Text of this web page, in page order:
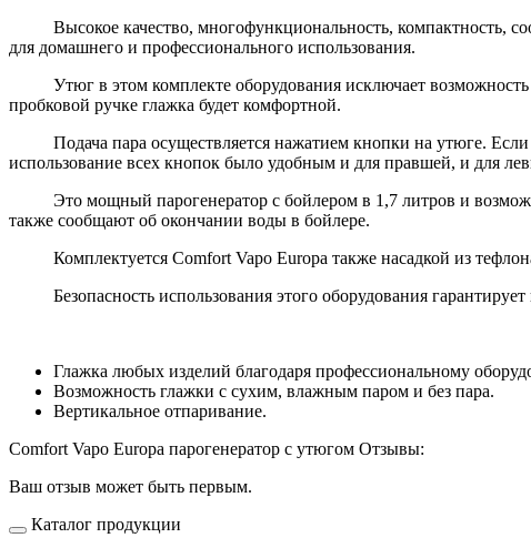
Высокое качество, многофункциональность, компактность,
для домашнего и профессионального использования.
Утюг в этом комплекте оборудования исключает возможность
пробковой ручке глажка будет комфортной.
Подача пара осуществляется нажатием кнопки на утюге. Если
использование всех кнопок было удобным и для правшей, и для
Это мощный парогенератор с бойлером в 1,7 литров и
также сообщают об окончании воды в бойлере.
Комплектуется Comfort Vapo Europa также насадкой из
Безопасность использования этого оборудования гарантирует
Глажка любых изделий благодаря профессиональному
Возможность глажки с сухим, влажным паром и без пара.
Вертикальное отпаривание.
Comfort Vapo Europa парогенератор с утюгом Отзывы:
Ваш отзыв может быть первым.
Каталог продукции